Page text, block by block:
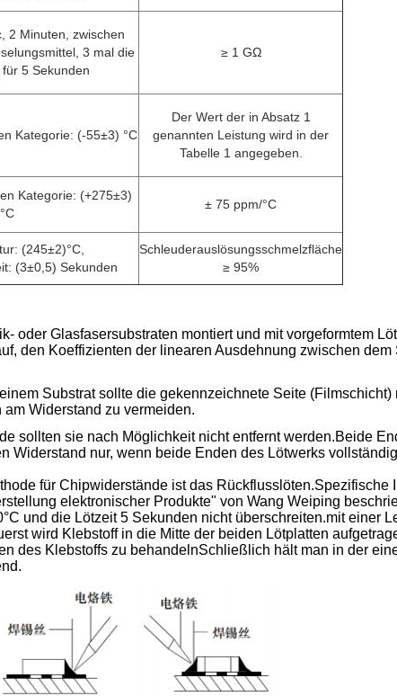
2 Minuten, zwischen
3 mal die
5 Sekunden
≥ 1 GΩ
Kategorie: (-55±3) °C
Der Wert der in Absatz 1
genannten Leistung wird in der
Tabelle 1 angegeben.
Kategorie: (+275±3)
°C
± 75 ppm/°C
(245±2)°C,
(3±0,5) Sekunden
Schleuderauslösungsschmelzfläche
≥ 95%
oder Glasfasersubstraten montiert und mit vorgeformtem
den Koeffizienten der linearen Ausdehnung zwischen
Substrat sollte die gekennzeichnete Seite
Widerstand zu vermeiden.
sollten sie nach Möglichkeit nicht entfernt werden.Beide
Widerstand nur, wenn beide Enden des Lötwerks
für Chipwiderstände ist das
elektronischer Produkte" von Wang Weiping
und die Lötzeit 5 Sekunden nicht überschreiten.mit einer
wird Klebstoff in die Mitte der beiden Lötplatten
des Klebstoffs zu behandelnSchließlich hält man in der